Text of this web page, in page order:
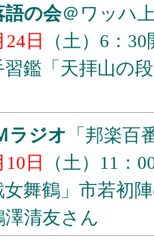
語の会＠ワッハ
24日
（土）6：
習鑑「天拝山の
ラジオ 「邦楽百
10日
（土）11：
女舞鶴」市若初
清友さん